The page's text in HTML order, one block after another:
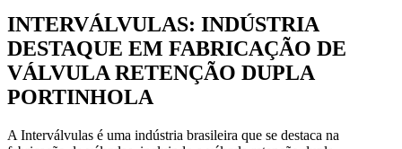
INTERVÁLVULAS: INDÚSTRIA
DESTAQUE EM FABRICAÇÃO DE
VÁLVULA RETENÇÃO DUPLA
PORTINHOLA
A Interválvulas é uma indústria brasileira que se destaca na